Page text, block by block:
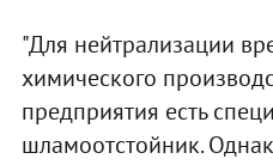
"Для нейтрализации
химического
предприятия есть
шламоотстойник.